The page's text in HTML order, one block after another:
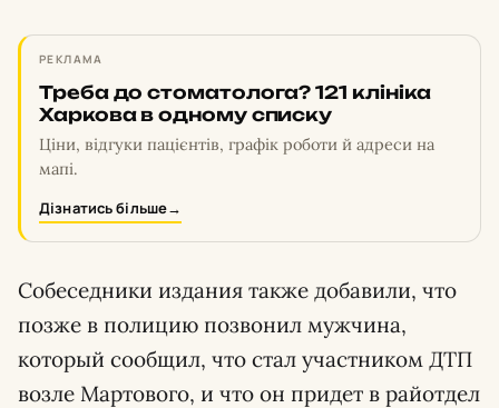
РЕКЛАМА
Треба до стоматолога? 121 клініка
Харкова в одному списку
Ціни, відгуки пацієнтів, графік роботи й адреси на
мапі.
Дізнатись більше→
Собеседники издания также добавили, что
позже в полицию позвонил мужчина,
который сообщил, что стал участником ДТП
возле Мартового, и что он придет в райотдел